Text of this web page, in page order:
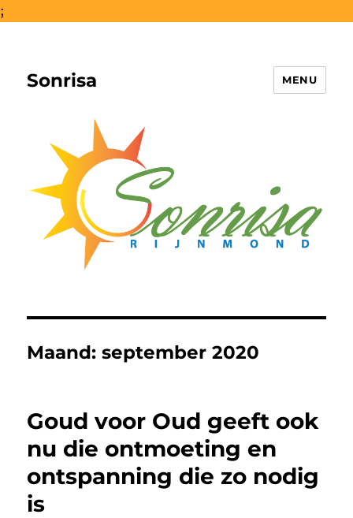
;
Sonrisa MENU
Maand:september 2020
Goud voor Oud geeft ook
nu die ontmoeting en
ontspanning die zo nodig
is